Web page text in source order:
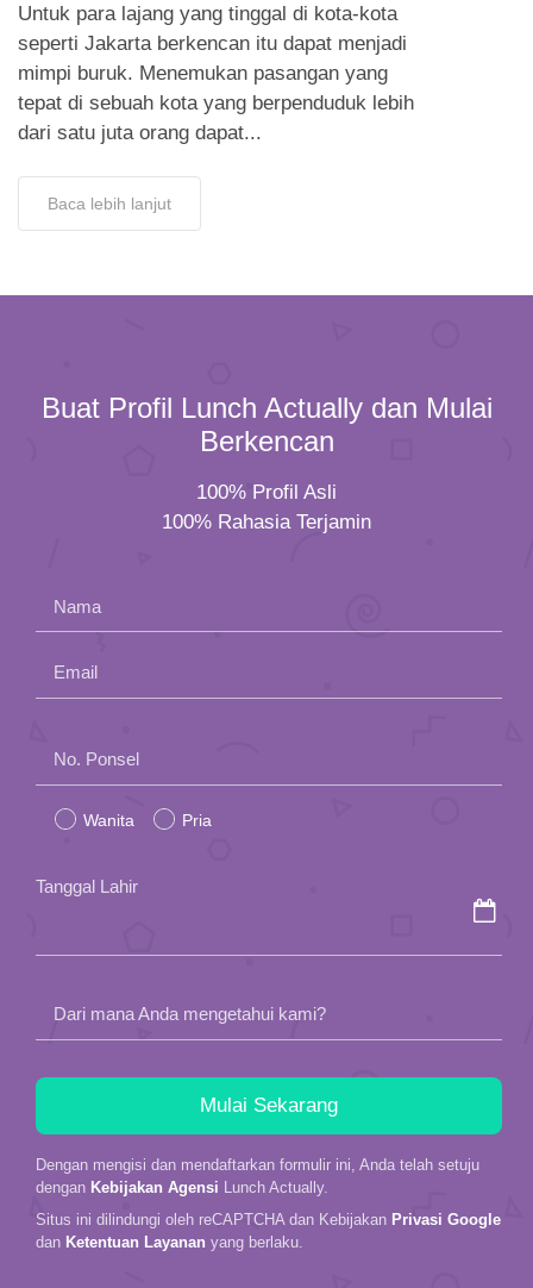
Untuk para lajang yang tinggal di kota-kota
seperti Jakarta berkencan itu dapat menjadi
mimpi buruk. Menemukan pasangan yang
tepat di sebuah kota yang berpenduduk lebih
dari satu juta orang dapat...
Baca lebih lanjut
Buat Profil Lunch Actually dan Mulai
Berkencan
100% Profil Asli
100% Rahasia Terjamin
Nama
Email
leave
this
No. Ponsel
Wanita Pria
Tanggal Lahir
Dari mana Anda mengetahui kami?
Dengan mengisi dan mendaftarkan formulir ini, Anda telah setuju
dengan Kebijakan Agensi Lunch Actually.
Situs ini dilindungi oleh reCAPTCHA dan Kebijakan Privasi Google
dan Ketentuan Layanan yang berlaku.